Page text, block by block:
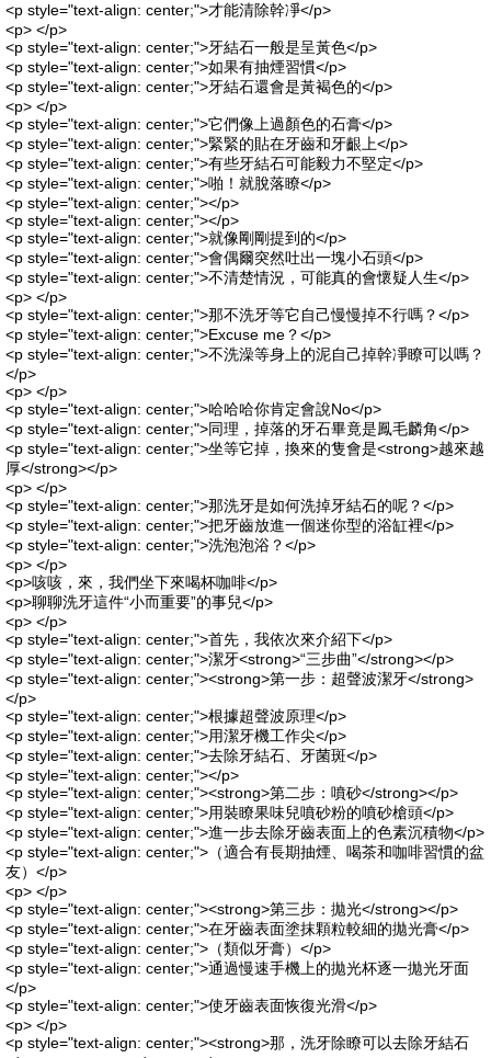
<p style="text-align: center;">才能清除幹凈</p>
<p> </p>
<p style="text-align: center;">牙結石一般是呈黃色</p>
<p style="text-align: center;">如果有抽煙習慣</p>
<p style="text-align: center;">牙結石還會是黃褐色的</p>
<p> </p>
<p style="text-align: center;">它們像上過顏色的石膏</p>
<p style="text-align: center;">緊緊的貼在牙齒和牙齦上</p>
<p style="text-align: center;">有些牙結石可能毅力不堅定</p>
<p style="text-align: center;">啪！就脫落瞭</p>
<p style="text-align: center;"></p>
<p style="text-align: center;"></p>
<p style="text-align: center;">就像剛剛提到的</p>
<p style="text-align: center;">會偶爾突然吐出一塊小石頭</p>
<p style="text-align: center;">不清楚情況，可能真的會懷疑人生</p>
<p> </p>
<p style="text-align: center;">那不洗牙等它自己慢慢掉不行嗎？</p>
<p style="text-align: center;">Excuse me？</p>
<p style="text-align: center;">不洗澡等身上的泥自己掉幹凈瞭可以嗎？
</p>
<p> </p>
<p style="text-align: center;">哈哈哈你肯定會說No</p>
<p style="text-align: center;">同理，掉落的牙石畢竟是鳳毛麟角</p>
<p style="text-align: center;">坐等它掉，換來的隻會是<strong>越來越
厚</strong></p>
<p> </p>
<p style="text-align: center;">那洗牙是如何洗掉牙結石的呢？</p>
<p style="text-align: center;">把牙齒放進一個迷你型的浴缸裡</p>
<p style="text-align: center;">洗泡泡浴？</p>
<p> </p>
<p>咳咳，來，我們坐下來喝杯咖啡</p>
<p>聊聊洗牙這件“小而重要”的事兒</p>
<p> </p>
<p style="text-align: center;">首先，我依次來介紹下</p>
<p style="text-align: center;">潔牙<strong>“三步曲”</strong></p>
<p style="text-align: center;"><strong>第一步：超聲波潔牙</strong>
</p>
<p style="text-align: center;">根據超聲波原理</p>
<p style="text-align: center;">用潔牙機工作尖</p>
<p style="text-align: center;">去除牙結石、牙菌斑</p>
<p style="text-align: center;"></p>
<p style="text-align: center;"><strong>第二步：噴砂</strong></p>
<p style="text-align: center;">用裝瞭果味兒噴砂粉的噴砂槍頭</p>
<p style="text-align: center;">進一步去除牙齒表面上的色素沉積物</p>
<p style="text-align: center;">（適合有長期抽煙、喝茶和咖啡習慣的盆
友）</p>
<p> </p>
<p style="text-align: center;"><strong>第三步：拋光</strong></p>
<p style="text-align: center;">在牙齒表面塗抹顆粒較細的拋光膏</p>
<p style="text-align: center;">（類似牙膏）</p>
<p style="text-align: center;">通過慢速手機上的拋光杯逐一拋光牙面
</p>
<p style="text-align: center;">使牙齒表面恢復光滑</p>
<p> </p>
<p style="text-align: center;"><strong>那，洗牙除瞭可以去除牙結石